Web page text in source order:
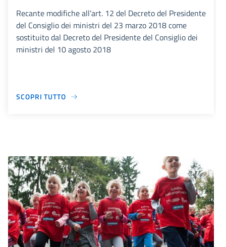
Recante modifiche all’art. 12 del Decreto del Presidente
del Consiglio dei ministri del 23 marzo 2018 come
sostituito dal Decreto del Presidente del Consiglio dei
ministri del 10 agosto 2018
SCOPRI TUTTO